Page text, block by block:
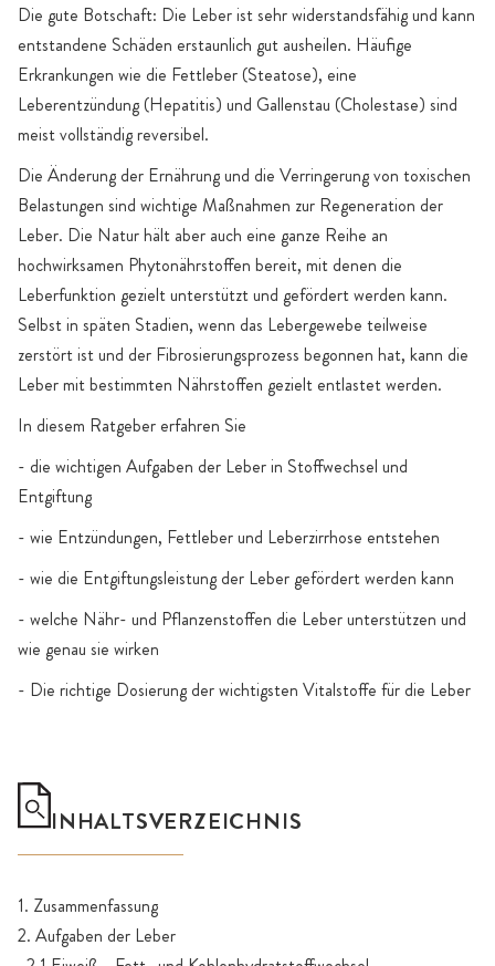
Die gute Botschaft: Die Leber ist sehr widerstandsfähig und kann
entstandene Schäden erstaunlich gut ausheilen. Häufige
Erkrankungen wie die Fettleber (Steatose), eine
Leberentzündung (Hepatitis) und Gallenstau (Cholestase) sind
meist vollständig reversibel.
Die Änderung der Ernährung und die Verringerung von toxischen
Belastungen sind wichtige Maßnahmen zur Regeneration der
Leber. Die Natur hält aber auch eine ganze Reihe an
hochwirksamen Phytonährstoffen bereit, mit denen die
Leberfunktion gezielt unterstützt und gefördert werden kann.
Selbst in späten Stadien, wenn das Lebergewebe teilweise
zerstört ist und der Fibrosierungsprozess begonnen hat, kann die
Leber mit bestimmten Nährstoffen gezielt entlastet werden.
In diesem Ratgeber erfahren Sie
- die wichtigen Aufgaben der Leber in Stoffwechsel und
Entgiftung
- wie Entzündungen, Fettleber und Leberzirrhose entstehen
- wie die Entgiftungsleistung der Leber gefördert werden kann
- welche Nähr- und Pflanzenstoffen die Leber unterstützen und
wie genau sie wirken
- Die richtige Dosierung der wichtigsten Vitalstoffe für die Leber
INHALTSVERZEICHNIS
1. Zusammenfassung
2. Aufgaben der Leber